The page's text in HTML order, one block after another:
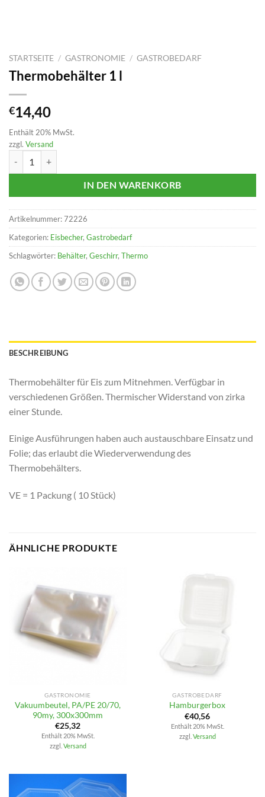
STARTSEITE / GASTRONOMIE / GASTROBEDARF
Thermobehälter 1 l
€14,40
Enthält 20% MwSt.
zzgl. Versand
IN DEN WARENKORB
Artikelnummer:72226
Kategorien: Eisbecher, Gastrobedarf
Schlagwörter: Behälter, Geschirr, Thermo
BESCHREIBUNG
Thermobehälter für Eis zum Mitnehmen. Verfügbar in
verschiedenen Größen. Thermischer Widerstand von zirka
einer Stunde.
Einige Ausführungen haben auch austauschbare Einsatz und
Folie; das erlaubt die Wiederverwendung des
Thermobehälters.
VE = 1 Packung ( 10 Stück)
ÄHNLICHE PRODUKTE
GASTRONOMIE
Vakuumbeutel, PA/PE 20/70,
90my, 300x300mm
€25,32
Enthält 20% MwSt.
zzgl. Versand
GASTROBEDARF
Hamburgerbox
€40,56
Enthält 20% MwSt.
zzgl. Versand